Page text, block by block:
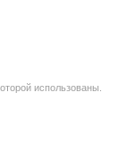
использованы.